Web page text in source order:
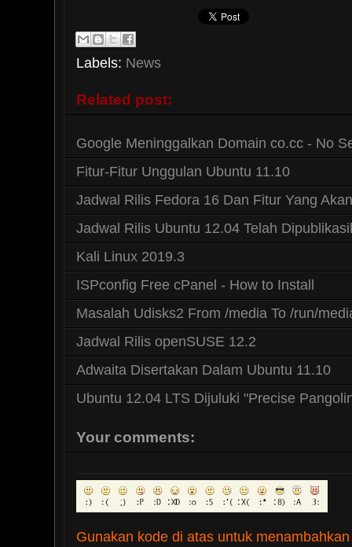
Labels: News
Related post:
Google Meninggalkan Domain co.cc - No
Fitur-Fitur Unggulan Ubuntu 11.10
Jadwal Rilis Fedora 16 Dan Fitur Yang
Jadwal Rilis Ubuntu 12.04 Telah
Kali Linux 2019.3
ISPconfig Free cPanel - How to Install
Masalah Udisks2 From /media To /run/
Jadwal Rilis openSUSE 12.2
Adwaita Disertakan Dalam Ubuntu 11.10
Ubuntu 12.04 LTS Dijuluki "Precise
Your comments:
Gunakan kode di atas untuk